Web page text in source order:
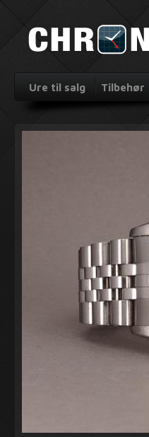
Ure til salg Tilbehør